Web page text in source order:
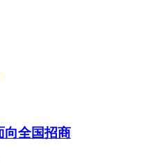
向全国招商